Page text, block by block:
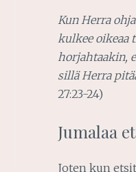
Kun Herra
kulkee oikeaa
horjahtaakin,
sillä Herra
27:23-24)
Jumalaa
Joten kun